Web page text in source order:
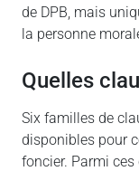
de DPB, mais
la personne
Quelles
Six familles de
disponibles pour
foncier. Parmi ces